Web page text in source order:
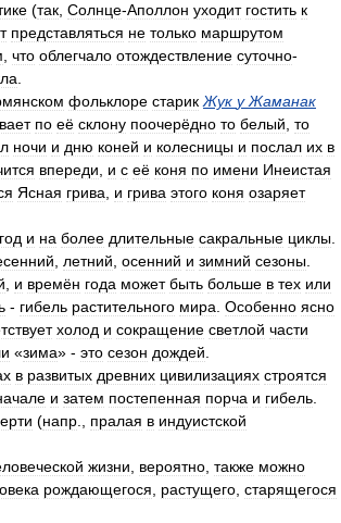
(так Солнце-Аполлон уходит гостить к
представляться не только маршрутом
что облегчало отождествление суточно-
фольклоре старик Жук у Жаманак
по её склону поочерёдно то белый то
ночи и дню коней и колесницы и послал их в
впереди и с её коня по имени Инеистая
Ясная грива и грива этого коня озаряет
год и на более длительные сакральные циклы
летний осенний и зимний сезоны
и времён года может быть больше в тех или
- гибель растительного мира Особенно ясно
холод и сокращение светлой части
«зима» - это сезон дождей
в развитых древних цивилизациях строятся
и затем постепенная порча и гибель
(напр пралая в индуистской
жизни вероятно также можно
рождающегося растущего старящегося